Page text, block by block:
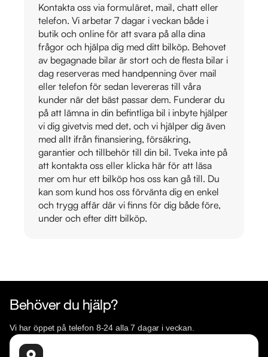
Kontakta oss via formuläret, mail, chatt eller
telefon. Vi arbetar 7 dagar i veckan både i
butik och online för att svara på alla dina
frågor och hjälpa dig med ditt bilköp. Behovet
av begagnade bilar är stort och de flesta bilar i
dag reserveras med handpenning över mail
eller telefon för sedan levereras till våra
kunder när det bäst passar dem. Funderar du
på att lämna in din befintliga bil i inbyte hjälper
vi dig givetvis med det, och vi hjälper dig även
med allt ifrån finansiering, försäkring,
garantier och tillbehör till din bil. Tveka inte på
att kontakta oss eller klicka här för att läsa
mer om hur ett bilköp hos oss kan gå till. Du
kan som kund hos oss förvänta dig en enkel
och trygg affär där vi finns för dig både före,
under och efter ditt bilköp.
Behöver du hjälp?
Vi har öppet på telefon 8-24 alla 7 dagar i veckan.